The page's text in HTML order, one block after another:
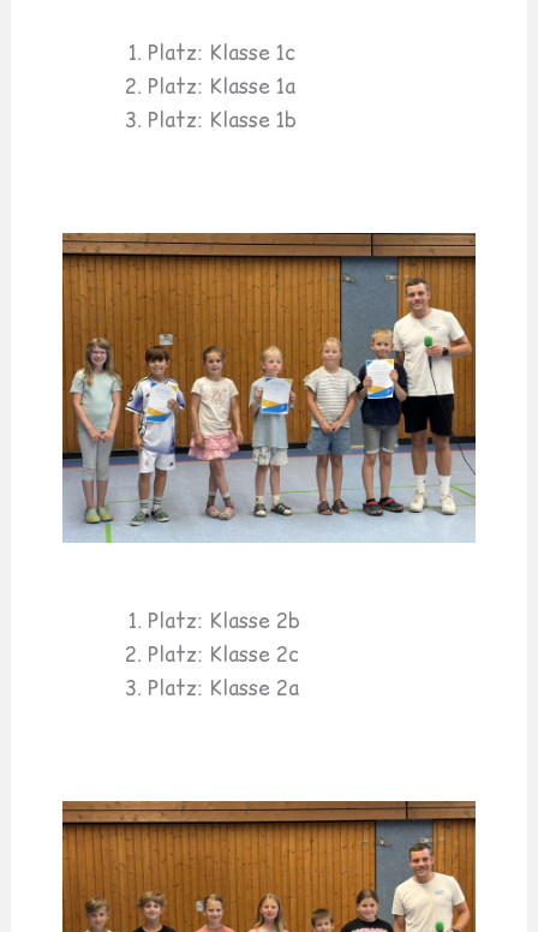
Platz: Klasse 1c
Platz: Klasse 1a
Platz: Klasse 1b
Platz: Klasse 2b
Platz: Klasse 2c
Platz: Klasse 2a